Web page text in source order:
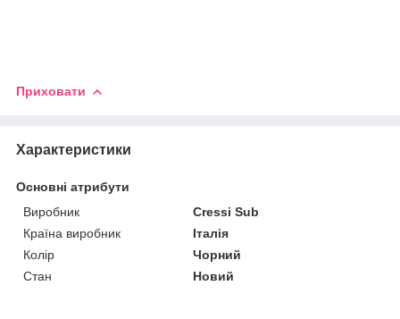
Приховати
Характеристики
Основні атрибути
Виробник
Cressi Sub
Країна виробник
Італія
Колір
Чорний
Стан
Новий